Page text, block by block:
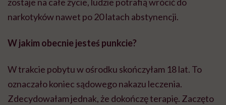
narkotyków nawet po 20 latach abstynencji.
W jakim obecnie jesteś punkcie?
W trakcie pobytu w ośrodku skończyłam 18 lat. To
oznaczało koniec sądowego nakazu leczenia.
Zdecydowałam jednak, że dokończę terapię. Zaczęto